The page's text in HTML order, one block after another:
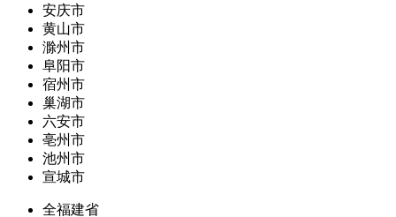
安庆市
黄山市
滁州市
阜阳市
宿州市
巢湖市
六安市
亳州市
池州市
宣城市
全福建省